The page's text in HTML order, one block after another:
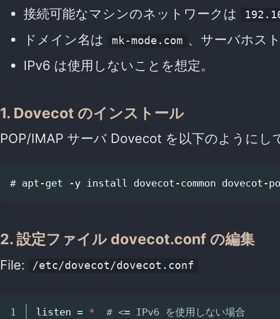
接続可能なマシンのネットワークは
ドメイン名は
mk-mode.com 、サーバホス
IPv6 は使用しないことを想定。
1. Dovecot のインストール
POP/IMAP サーバ Dovecot を以下のようにし
2. 設定ファイル dovecot.conf の編集
File: /etc/dovecot/dovecot.conf
listen = * # <= IPv6 を使用しない場合